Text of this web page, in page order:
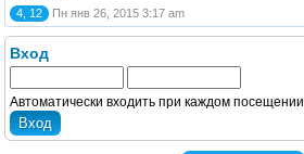
4, 12 Пн янв 26, 2015 3:17 am
Вход
Автоматически входить при каждом посещении